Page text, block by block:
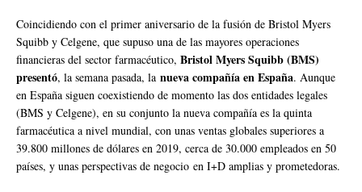
Coincidiendo con el primer aniversario de la fusión de Bristol Myers
Squibb y Celgene, que supuso una de las mayores operaciones
financieras del sector farmacéutico, Bristol Myers Squibb (BMS)
presentó, la semana pasada, la nueva compañía en España. Aunque
en España siguen coexistiendo de momento las dos entidades legales
(BMS y Celgene), en su conjunto la nueva compañía es la quinta
farmacéutica a nivel mundial, con unas ventas globales superiores a
39.800 millones de dólares en 2019, cerca de 30.000 empleados en 50
países, y unas perspectivas de negocio en I+D amplias y prometedoras.